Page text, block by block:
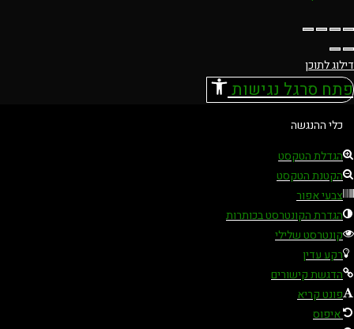
דילוג לתוכן
פתח סרגל נגישות
כלי ההנגשה
הגדלת הטקסט
הקטנת הטקסט
צבעי אפור
הגדרת הקונטרסט בכותרות
קונטרסט שלילי
רקע עדין
הדגשת קישורים
פונט קריא
איפוס